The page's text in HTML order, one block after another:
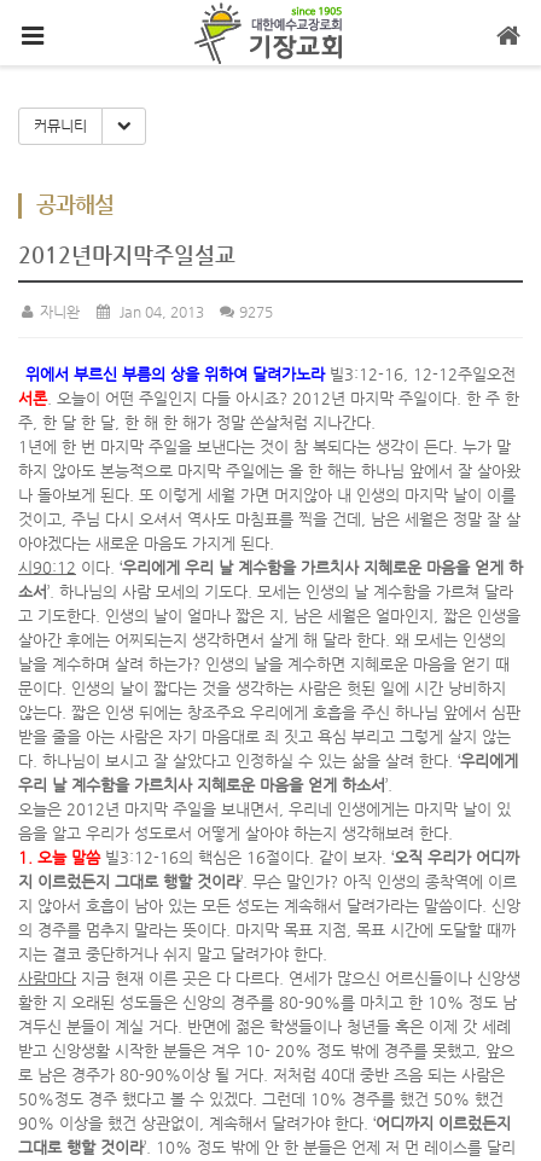
커뮤니티 Toggle Dropdown
공과해설
2012년마지막주일설교
자니완 Jan 04, 2013 9275
위에서 부르신 부름의 상을 위하여 달려가노라빌3:12-16, 12-12주일오전
서론. 오늘이 어떤 주일인지 다들 아시죠? 2012년 마지막 주일이다. 한 주 한
주, 한 달 한 달, 한 해 한 해가 정말 쏜살처럼 지나간다.
1년에 한 번 마지막 주일을 보낸다는 것이 참 복되다는 생각이 든다. 누가 말
하지 않아도 본능적으로 마지막 주일에는 올 한 해는 하나님 앞에서 잘 살아왔
나 돌아보게 된다. 또 이렇게 세월 가면 머지않아 내 인생의 마지막 날이 이를
것이고, 주님 다시 오셔서 역사도 마침표를 찍을 건데, 남은 세월은 정말 잘 살
아야겠다는 새로운 마음도 가지게 된다.
시90:12 이다. ‘우리에게 우리 날 계수함을 가르치사 지혜로운 마음을 얻게 하
소서’. 하나님의 사람 모세의 기도다. 모세는 인생의 날 계수함을 가르쳐 달라
고 기도한다. 인생의 날이 얼마나 짧은 지, 남은 세월은 얼마인지, 짧은 인생을
살아간 후에는 어찌되는지 생각하면서 살게 해 달라 한다. 왜 모세는 인생의
날을 계수하며 살려 하는가? 인생의 날을 계수하면 지혜로운 마음을 얻기 때
문이다. 인생의 날이 짧다는 것을 생각하는 사람은 헛된 일에 시간 낭비하지
않는다. 짧은 인생 뒤에는 창조주요 우리에게 호흡을 주신 하나님 앞에서 심판
받을 줄을 아는 사람은 자기 마음대로 죄 짓고 욕심 부리고 그렇게 살지 않는
다. 하나님이 보시고 잘 살았다고 인정하실 수 있는 삶을 살려 한다. ‘우리에게
우리 날 계수함을 가르치사 지혜로운 마음을 얻게 하소서’.
오늘은 2012년 마지막 주일을 보내면서, 우리네 인생에게는 마지막 날이 있
음을 알고 우리가 성도로서 어떻게 살아야 하는지 생각해보려 한다.
1. 오늘 말씀빌3:12-16의 핵심은 16절이다. 같이 보자. ‘오직 우리가 어디까
지 이르렀든지 그대로 행할 것이라’. 무슨 말인가? 아직 인생의 종착역에 이르
지 않아서 호흡이 남아 있는 모든 성도는 계속해서 달려가라는 말씀이다. 신앙
의 경주를 멈추지 말라는 뜻이다. 마지막 목표 지점, 목표 시간에 도달할 때까
지는 결코 중단하거나 쉬지 말고 달려가야 한다.
사람마다 지금 현재 이른 곳은 다 다르다. 연세가 많으신 어르신들이나 신앙생
활한 지 오래된 성도들은 신앙의 경주를 80-90%를 마치고 한 10% 정도 남
겨두신 분들이 계실 거다. 반면에 젊은 학생들이나 청년들 혹은 이제 갓 세례
받고 신앙생활 시작한 분들은 겨우 10- 20% 정도 밖에 경주를 못했고, 앞으
로 남은 경주가 80-90%이상 될 거다. 저처럼 40대 중반 즈음 되는 사람은
50%정도 경주 했다고 볼 수 있겠다. 그런데 10% 경주를 했건 50% 했건
90% 이상을 했건 상관없이, 계속해서 달려가야 한다. ‘어디까지 이르렀든지
그대로 행할 것이라’. 10% 정도 밖에 안 한 분들은 언제 저 먼 레이스를 달리